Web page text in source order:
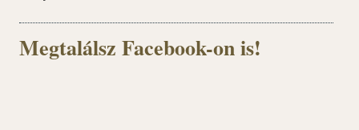
Megtalálsz Facebook-on is!